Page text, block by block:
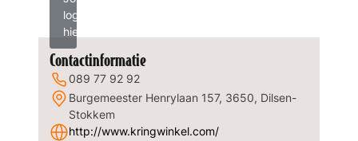
logo
hier?
Contactinformatie
089 77 92 92
Burgemeester Henrylaan 157, 3650, Dilsen-
Stokkem
http://www.kringwinkel.com/